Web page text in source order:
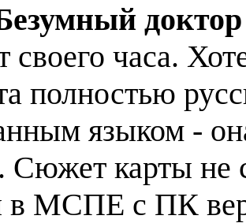
доктор
своего часа.
полностью
языком -
Сюжет карты не
в МСПЕ с ПК